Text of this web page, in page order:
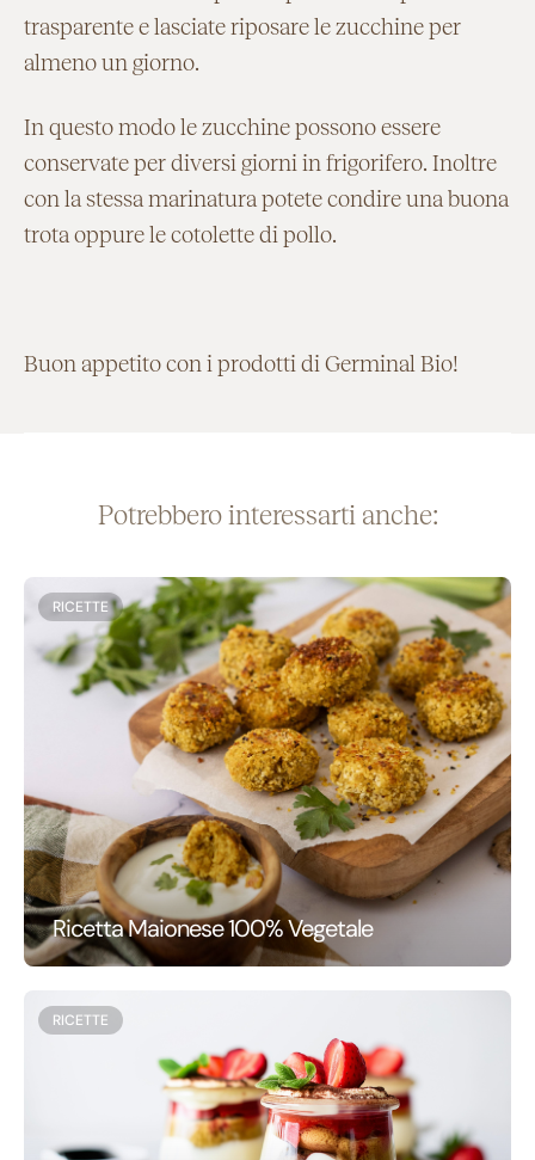
trasparente e lasciate riposare le zucchine per
almeno un giorno.
In questo modo le zucchine possono essere
conservate per diversi giorni in frigorifero. Inoltre
con la stessa marinatura potete condire una buona
trota oppure le cotolette di pollo.
Buon appetito con i prodotti di Germinal Bio!
Potrebbero interessarti anche:
RICETTE
Ricetta Maionese 100% Vegetale
RICETTE